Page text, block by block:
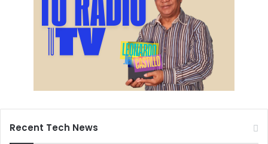
Recent Tech News